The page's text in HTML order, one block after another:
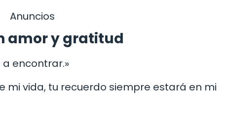
Anuncios
amor y gratitud
a encontrar.»
mi vida, tu recuerdo siempre estará en mi